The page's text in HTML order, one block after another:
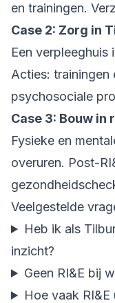
en trainingen.
Case 2: Zorg in
Een verpleeghuis
Acties: trainingen
psychosociale
Case 3: Bouw in
Fysieke en
overuren. Post-
Veelgestelde
Heb ik als
inzicht?
Geen RI&E bij
Hoe vaak